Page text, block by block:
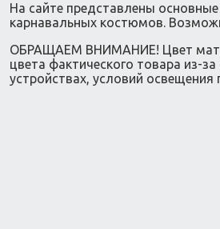
На сайте представлены
карнавальных костюмов.
ОБРАЩАЕМ ВНИМАНИЕ! Цвет
цвета фактического товара из-
устройствах, условий